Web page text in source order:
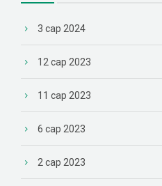
3 сар 2024
12 сар 2023
11 сар 2023
6 сар 2023
2 сар 2023